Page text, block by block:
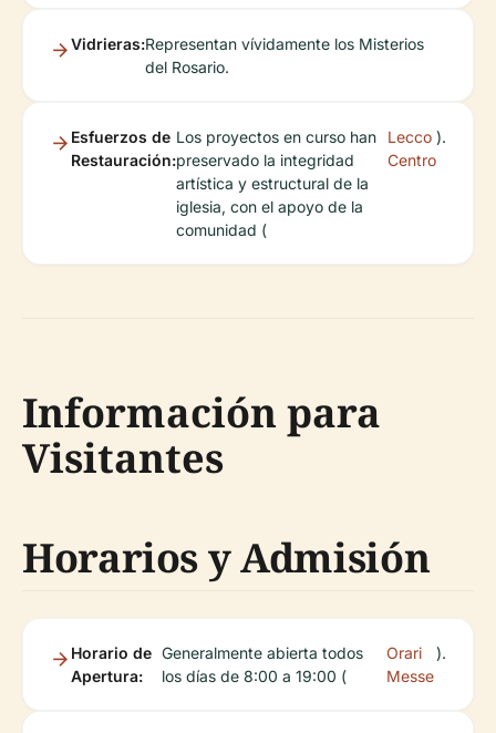
Vidrieras:Representan vívidamente los Misterios
del Rosario.
Esfuerzos de
Restauración:
Los proyectos en curso han
preservado la integridad
artística y estructural de la
iglesia, con el apoyo de la
comunidad (
Lecco
Centro
).
Información para
Visitantes
Horarios y Admisión
Horario de
Apertura:
Generalmente abierta todos
los días de 8:00 a 19:00 (
Orari
Messe
).